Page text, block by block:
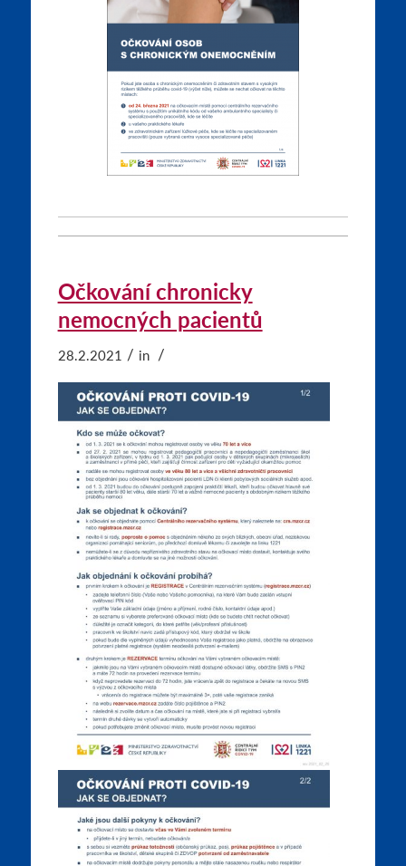
Očkování chronicky
nemocných pacientů
28.2.2021 / in /